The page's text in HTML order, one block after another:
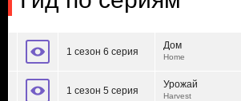
1 сезон 6 серия
Дом
Home
1 сезон 5 серия
Урожай
Harvest